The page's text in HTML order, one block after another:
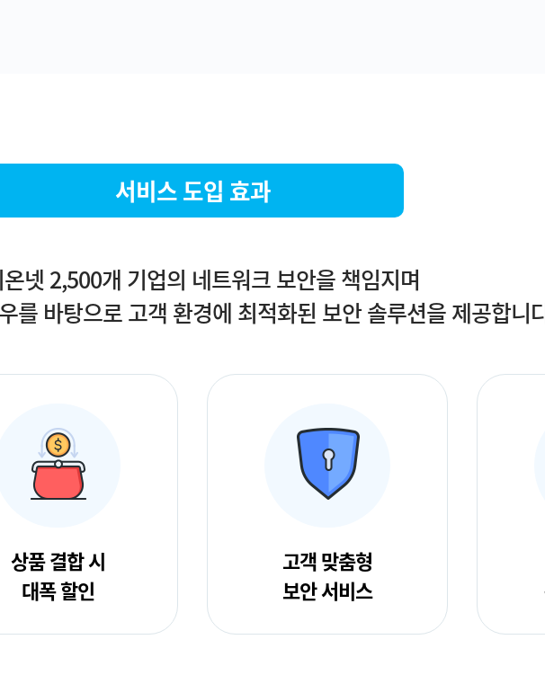
서비스 도입 효과
넷 2,500개 기업의 네트워크 보안을 책임지며
를 바탕으로 고객 환경에 최적화된 보안 솔루션을 제공합니
상품 결합 시
대폭 할인
고객 맞춤형
보안 서비스